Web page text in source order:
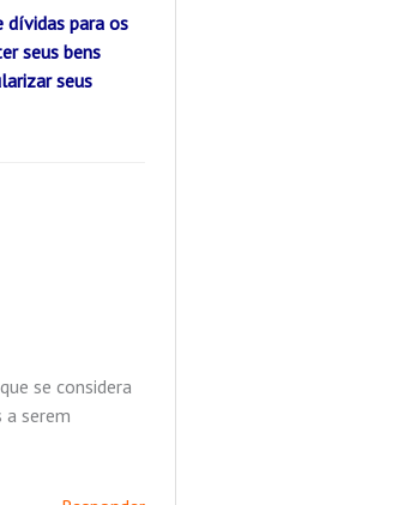
dívidas para os
seus bens
seus
se considera
serem